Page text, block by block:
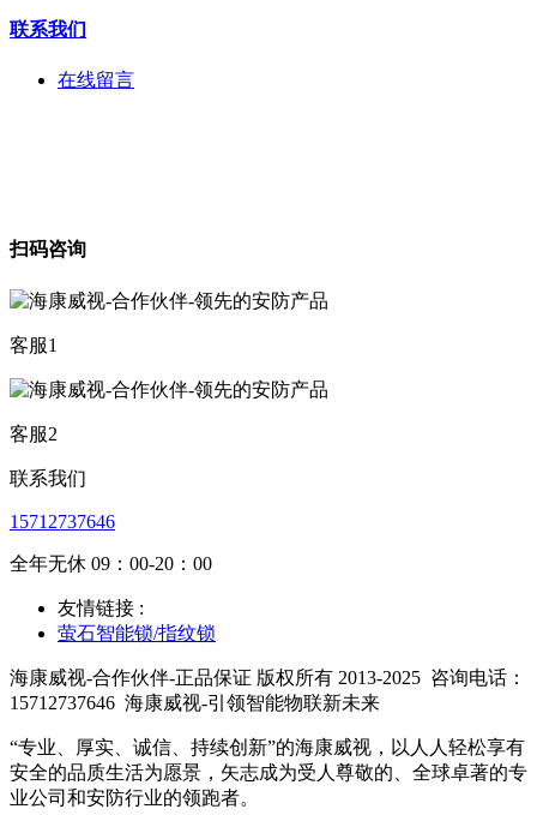
联系我们
在线留言
扫码咨询
客服1
客服2
联系我们
15712737646
全年无休 09：00-20：00
友情链接 :
萤石智能锁/指纹锁
海康威视-合作伙伴-正品保证 版权所有 2013-2025 咨询电话：
15712737646 海康威视-引领智能物联新未来
“专业、厚实、诚信、持续创新”的海康威视，以人人轻松享有
安全的品质生活为愿景，矢志成为受人尊敬的、全球卓著的专
业公司和安防行业的领跑者。